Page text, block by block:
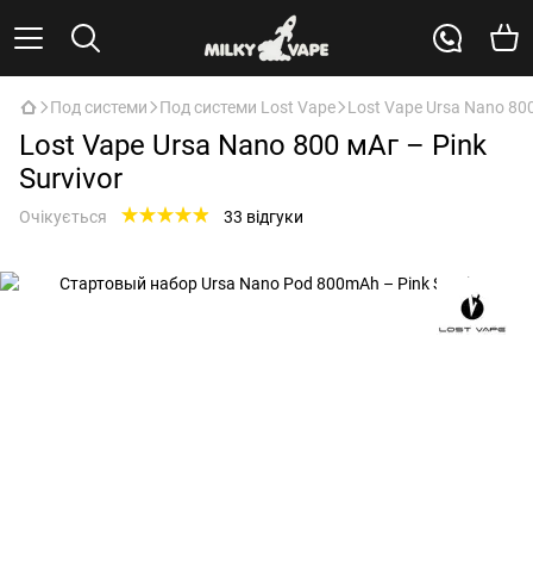
Под системи Под системи Lost Vape Lost Vape Ursa Nano
Lost Vape Ursa Nano 800 мАг – Pink
Survivor
Очікується 33 відгуки